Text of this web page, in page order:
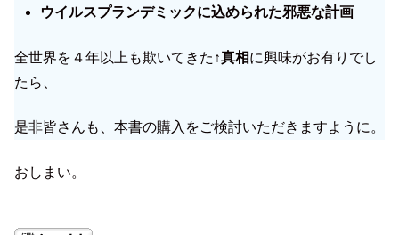
ウイルスプランデミックに込められた邪悪な計画
全世界を４年以上も欺いてきた ↑真相に興味がお有りでし
たら、
是非皆さんも、本書の購入をご検討いただきますように。
おしまい。